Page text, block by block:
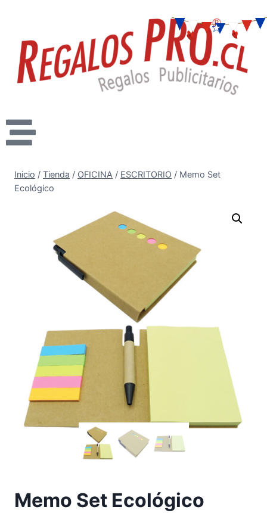
Inicio / Tienda / OFICINA / ESCRITORIO / Memo Set
Ecológico
Memo Set Ecológico